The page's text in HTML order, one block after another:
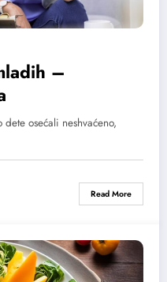
–
osećali neshvaćeno,
Read More